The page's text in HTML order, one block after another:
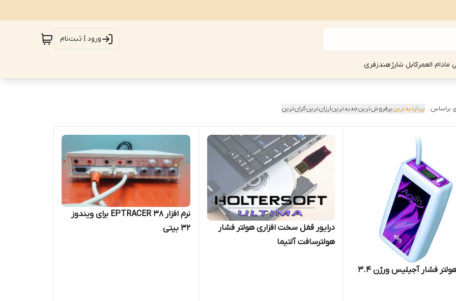
ورود | ثبت‌نام
مادام العمرکابل شارژهندزفری
براساس: پربازدیدترینپرفروش‌ترینجدیدترینارزان‌ترینگران‌ترین
فشار آجیلیس ورژن 3.4
درایور قفل سخت افزاری هولتر فشار
هولترسافت آلتیما
نرم افزار EPTRACER 38 برای ویندوز
32 بیتی